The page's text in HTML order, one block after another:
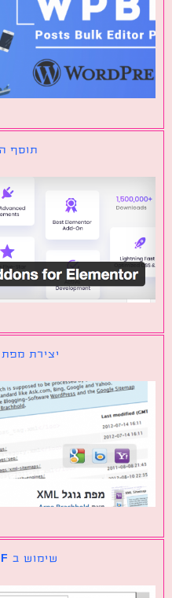
תוסף
יצירת מפת גוגל
שימוש ב PDF בוורדפרס והצגתו